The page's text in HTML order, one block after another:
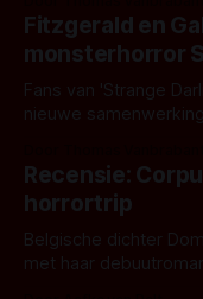
kille stijl vol folklore
het het al raden?)...
Fitzgerald en
monsterhorror
Fans van 'Strange
nieuwe
'Skeletons', een
opnames zijn gestart
Recensie:
horrortrip
Belgische dichter
met haar